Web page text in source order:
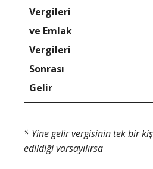
Vergileri
ve Emlak
Vergileri
Sonrası
Gelir
* Yine gelir vergisinin tek bir
edildiği varsayılırsa